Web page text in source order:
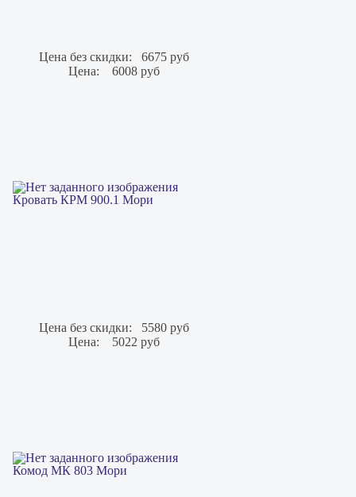
Цена без скидки:
6675 руб
Цена:
6008 руб
Кровать КРМ 900.1 Мори
Цена без скидки:
5580 руб
Цена:
5022 руб
Комод МК 803 Мори